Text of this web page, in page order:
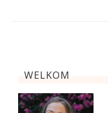
WELKOM